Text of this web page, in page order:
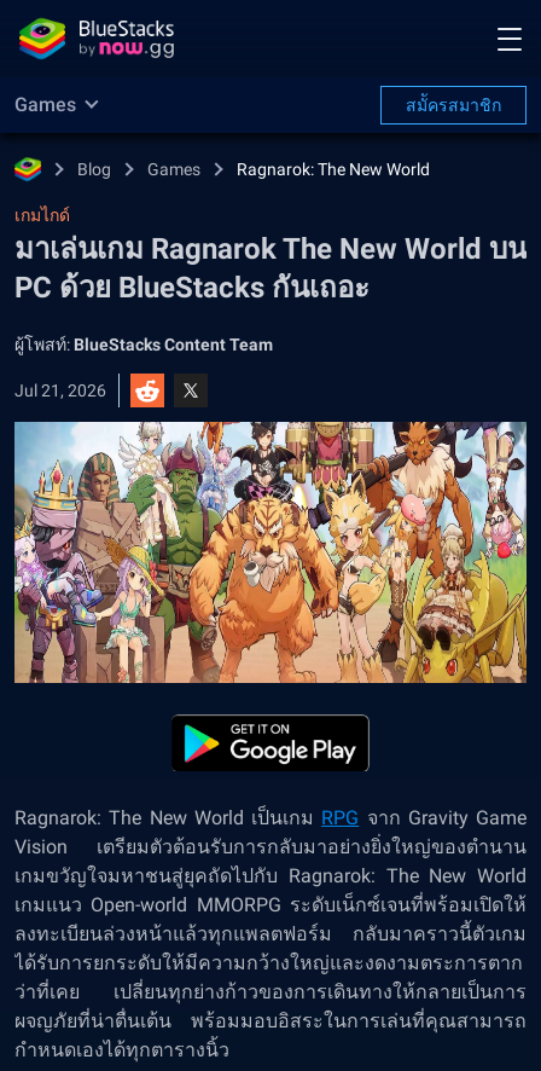
Games สมััครสมาชิก
Blog Games Ragnarok: The New World
เกมไกด์
มาเล่นเกม Ragnarok The New World บน
PC ด้วย BlueStacks กันเถอะ
ผู้โพสท์: BlueStacks Content Team
Jul 21, 2026
Ragnarok: The New World เป็นเกม RPG จาก Gravity Game
Vision เตรียมตัวต้อนรับการกลับมาอย่างยิ่งใหญ่ของตำนาน
เกมขวัญใจมหาชนสู่ยุคถัดไปกับ Ragnarok: The New World
เกมแนว Open-world MMORPG ระดับเน็กซ์เจนที่พร้อมเปิดให้
ลงทะเบียนล่วงหน้าแล้วทุกแพลตฟอร์ม กลับมาคราวนี้ตัวเกม
ได้รับการยกระดับให้มีความกว้างใหญ่และงดงามตระการตาก
ว่าที่เคย เปลี่ยนทุกย่างก้าวของการเดินทางให้กลายเป็นการ
ผจญภัยที่น่าตื่นเต้น พร้อมมอบอิสระในการเล่นที่คุณสามารถ
กำหนดเองได้ทุกตารางนิ้ว